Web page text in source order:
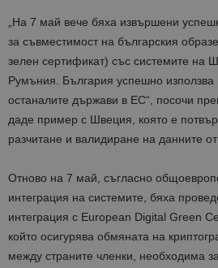
„На 7 май вече бяха извършени
за съвместимост на българския
зелен сертификат) със системите на
Румъния. България успешно
останалите държави в ЕС“, посочи
даде пример с Швеция, която е
разчитане и валидиране на данните
Отново на 7 май, съгласно
интеграция на системите, бяха
интеграция с European Digital Green
който осигурява обмяната на
между страните членки, необходима